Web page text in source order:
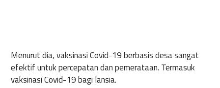
Menurut dia, vaksinasi Covid-19 berbasis desa sangat
efektif untuk percepatan dan pemerataan. Termasuk
vaksinasi Covid-19 bagi lansia.